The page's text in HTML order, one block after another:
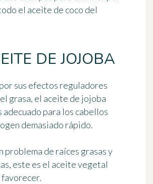
el aceite de coco del
DE JOJOBA
sus efectos reguladores
grasa, el aceite de jojoba
adecuado para los cabellos
demasiado rápido.
problema de raíces grasas y
, este es el aceite vegetal